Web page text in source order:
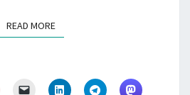
READ MOREREAD MORE